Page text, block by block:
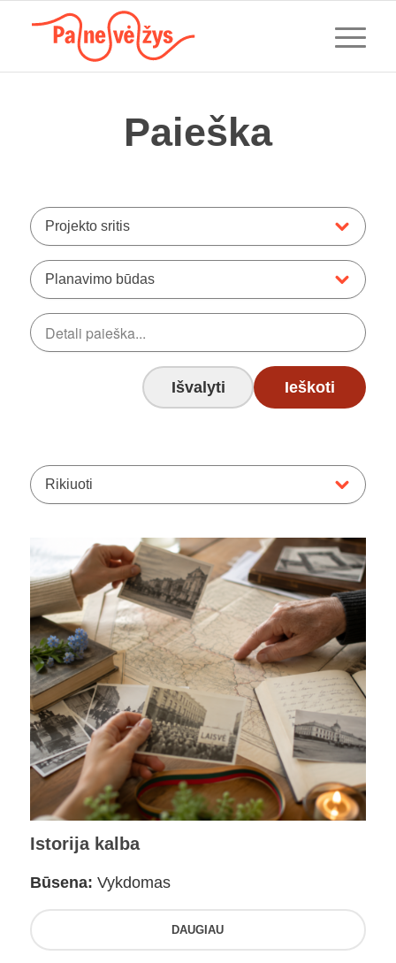
Paieška
Projekto sritis
Planavimo būdas
Išvalyti Ieškoti
Rikiuoti
Istorija kalba
Būsena: Vykdomas
DAUGIAU